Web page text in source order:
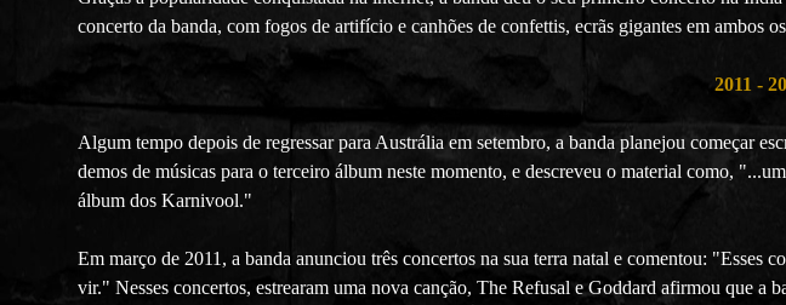
concerto da banda, com fogos de artifício e canhões de confettis, ecrãs gigantes em ambos
2011 -
Algum tempo depois de regressar para Austrália em setembro, a banda planejou começar
demos de músicas para o terceiro álbum neste momento, e descreveu o material como,
álbum dos Karnivool."
Em março de 2011, a banda anunciou três concertos na sua terra natal e comentou: "Esses
vir." Nesses concertos, estrearam uma nova canção, The Refusal e Goddard afirmou que